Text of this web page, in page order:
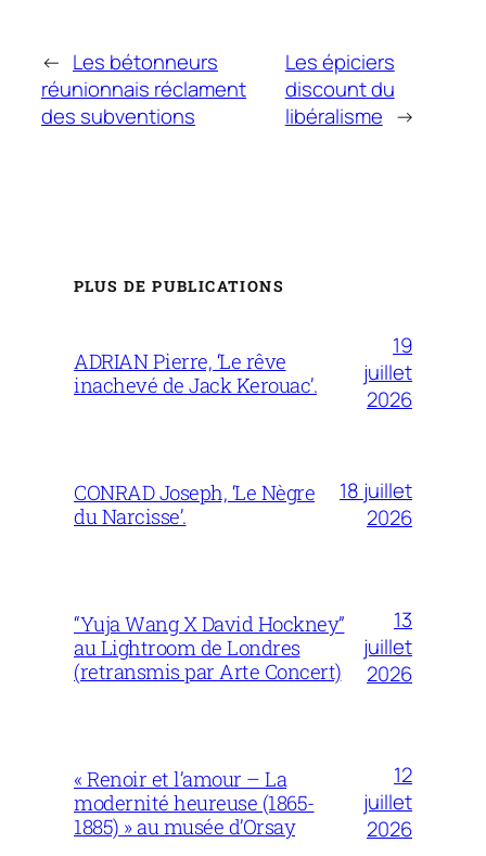
← Les bétonneurs
réunionnais réclament
des subventions
Les épiciers
discount du
libéralisme →
PLUS DE PUBLICATIONS
ADRIAN Pierre, ‘Le rêve
inachevé de Jack Kerouac’.
19
juillet
2026
CONRAD Joseph, ‘Le Nègre
du Narcisse’.
18 juillet
2026
“Yuja Wang X David Hockney”
au Lightroom de Londres
(retransmis par Arte Concert)
13
juillet
2026
« Renoir et l’amour – La
modernité heureuse (1865-
1885) » au musée d’Orsay
12
juillet
2026